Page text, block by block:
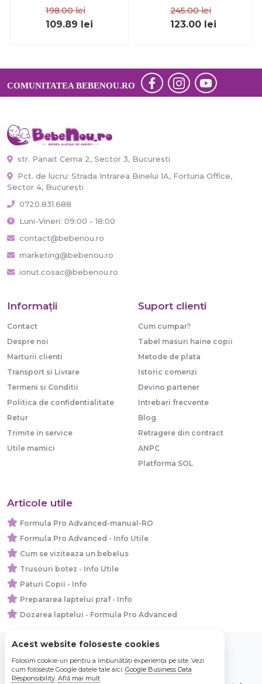
198.00 lei
109.89 lei
245.00 lei
123.00 lei
COMUNITATEA BEBENOU.RO
str. Panait Cerna 2, Sector 3, Bucuresti
Pct. de lucru: Strada Intrarea Binelui 1A, Fortuna Office,
Sector 4, București
0720.831.688
Luni-Vineri: 09:00 - 18:00
contact@bebenou.ro
marketing@bebenou.ro
ionut.cosac@bebenou.ro
Informaţii
Contact
Despre noi
Marturii clienti
Transport si Livrare
Termeni si Conditii
Politica de confidentialitate
Retur
Trimite in service
Utile mamici
Suport clienti
Cum cumpar?
Tabel masuri haine copii
Metode de plata
Istoric comenzi
Devino partener
Intrebari frecvente
Blog
Retragere din contract
ANPC
Platforma SOL
Articole utile
Formula Pro Advanced-manual-RO
Formula Pro Advanced - Info Utile
Cum se viziteaza un bebelus
Trusouri botez - Info Utile
Paturi Copii - Info
Prepararea laptelui praf - Info
Dozarea laptelui - Formula Pro Advanced
© 2026 Bebe Nou Online Store SRL
Acest website foloseste cookies
Folosim cookie-uri pentru a îmbunătăți experiența pe site. Vezi
cum folosește Google datele tale aici: Google Business Data
Responsibility. Află mai mult